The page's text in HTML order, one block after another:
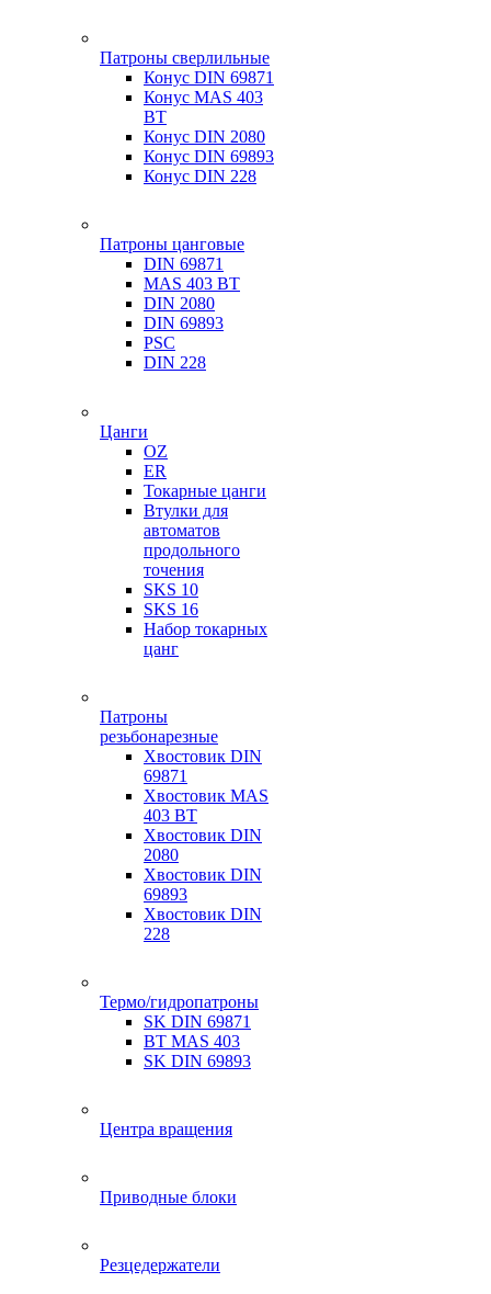
Патроны сверлильные
Конус DIN 69871
Конус MAS 403
BT
Конус DIN 2080
Конус DIN 69893
Конус DIN 228
Патроны цанговые
DIN 69871
MAS 403 BT
DIN 2080
DIN 69893
PSC
DIN 228
Цанги
OZ
ER
Токарные цанги
Втулки для
автоматов
продольного
точения
SKS 10
SKS 16
Набор токарных
цанг
Патроны
резьбонарезные
Хвостовик DIN
69871
Хвостовик MAS
403 BT
Хвостовик DIN
2080
Хвостовик DIN
69893
Хвостовик DIN
228
Термо/гидропатроны
SK DIN 69871
BT MAS 403
SK DIN 69893
Центра вращения
Приводные блоки
Резцедержатели